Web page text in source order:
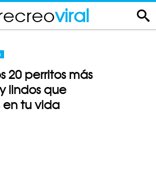
viral
20 perritos más
lindos que
tu vida